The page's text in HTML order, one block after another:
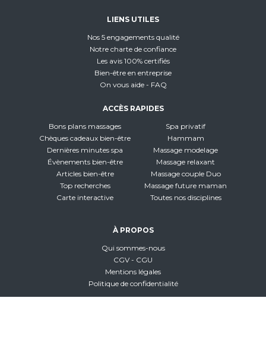
LIENS UTILES
Nos 5 engagements qualité
Notre charte de confiance
Les avis 100% certifiés
Bien-être en entreprise
On vous aide - FAQ
ACCÈS RAPIDES
Bons plans massages
Chèques cadeaux bien-être
Dernières minutes spa
Évènements bien-être
Articles bien-être
Top recherches
Carte interactive
Spa privatif
Hammam
Massage modelage
Massage relaxant
Massage couple Duo
Massage future maman
Toutes nos disciplines
À PROPOS
Qui sommes-nous
CGV - CGU
Mentions légales
Politique de confidentialité